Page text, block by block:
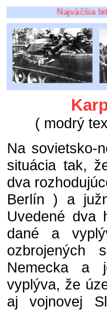
Najväčšia bitka v
( modrý
Na sovietsko-
situácia tak,
dva
Berlín ) a
Uvedené dva
dané a
ozbrojených
Nemecka a
vyplýva, že
aj vojnovej